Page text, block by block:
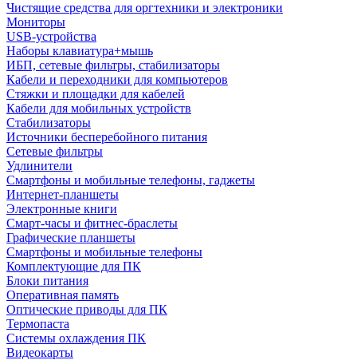
Чистящие средства для оргтехники и электроники
Мониторы
USB-устройства
Наборы клавиатура+мышь
ИБП, сетевые фильтры, стабилизаторы
Кабели и переходники для компьютеров
Стяжки и площадки для кабелей
Кабели для мобильных устройств
Стабилизаторы
Источники бесперебойного питания
Сетевые фильтры
Удлинители
Смартфоны и мобильные телефоны, гаджеты
Интернет-планшеты
Электронные книги
Смарт-часы и фитнес-браслеты
Графические планшеты
Смартфоны и мобильные телефоны
Комплектующие для ПК
Блоки питания
Оперативная память
Оптические приводы для ПК
Термопаста
Системы охлаждения ПК
Видеокарты